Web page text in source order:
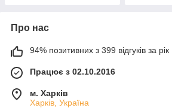
Про нас
94% позитивних з 399 відгуків за рік
Працює з 02.10.2016
м. Харків
Харків, Україна